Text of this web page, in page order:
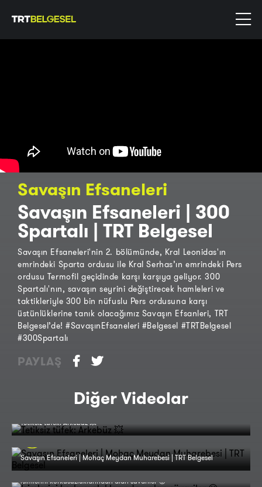
Savaşın Efsaneleri
Savaşın Efsaneleri | 300
Spartalı | TRT Belgesel
Savaşın Efsaneleri'nin 2. bölümünde, Kral Leonidas'ın
emrindeki Sparta ordusu ile Kral Serhas’ın emrindeki Pers
ordusu Termofil geçidinde karşı karşıya geliyor. 300
Spartalı'nın, savaşın seyrini değiştirecek hamleleri ve
taktikleriyle 300 bin nüfuslu Pers ordusuna karşı
üstünlüklerine tanık olacağımız Savaşın Efsanleri, TRT
Belgesel’de! #SavaşınEfsaneleri #Belgesel #TRTBelgesel
#300Spartalı
PAYLAŞ
Diğer Videolar
Tetiksiz tüfek: Arkebüz 💥
Savaşın Efsaneleri | Mohaç Meydan Muharebesi | TRT Belgesel
İsimlerini korkusuzluklarından alan süvariler 😮